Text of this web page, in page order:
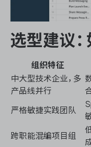
选型建议
组织特征
中大型技术企业，多
产品线并行
严格敏捷实践团队
跨职能混编项目组